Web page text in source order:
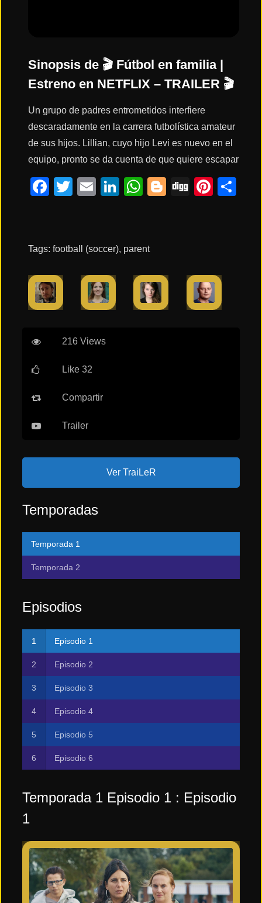
Acción
Terror
Ficción
TENDENCIAS
Tendencias
Top
momento
Sinopsis de 🎬 Fútbol en familia |
Estreno en NETFLIX – TRAILER 🎬
Un grupo de padres entrometidos interfiere
descaradamente en la carrera futbolística amateur
de sus hijos. Lillian, cuyo hijo Levi es nuevo en el
equipo, pronto se da cuenta de que quiere escapar
Facebook
Twitter
EmailLinkedIn
WhatsApp
Blogger
Digg
Tags: football (soccer), parent
216 Views
Like 32
Compartir
Trailer
Ver TraiLeR
Temporadas
Temporada 1
Temporada 2
Episodios
Episodio 1
Episodio 2
Episodio 3
Episodio 4
Episodio 5
Episodio 6
Temporada 1 Episodio 1 : Episodio
1